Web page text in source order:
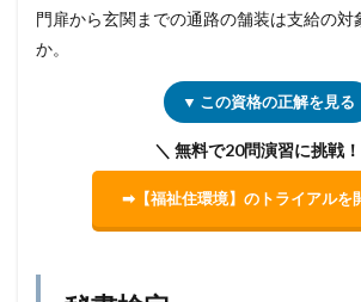
門扉から玄関までの通路の舗装は支給の
か。
▼ この資格の正解を見る
＼ 無料で20問演習に挑戦
➡【福祉住環境】のトライアルを